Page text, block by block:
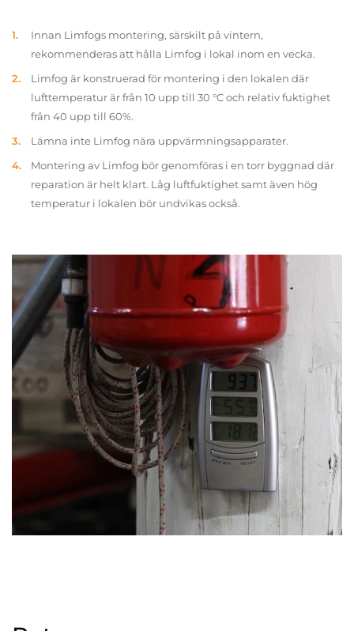
Innan Limfogs montering, särskilt på vintern,
rekommenderas att hålla Limfog i lokal inom en vecka.
Limfog är konstruerad för montering i den lokalen där
lufttemperatur är från 10 upp till 30 °C och relativ fuktighet
från 40 upp till 60%.
Lämna inte Limfog nära uppvärmningsapparater.
Montering av Limfog bör genomföras i en torr byggnad där
reparation är helt klart. Låg luftfuktighet samt även hög
temperatur i lokalen bör undvikas också.